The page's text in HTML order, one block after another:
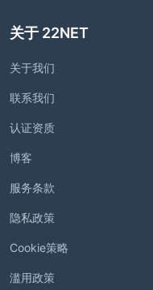
关于 22NET
关于我们
联系我们
认证资质
博客
服务条款
隐私政策
Cookie策略
滥用政策